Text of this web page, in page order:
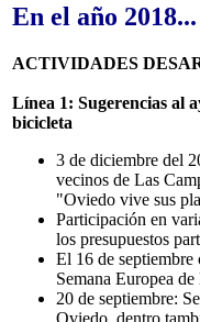
En el año 2018...
ACTIVIDADES
Línea 1: Sugerencias al
bicicleta
3 de diciembre del
vecinos de Las
"Oviedo vive sus
Participación en
los presupuestos
El 16 de
Semana Europea
20 de septiembre:
Oviedo, dentro